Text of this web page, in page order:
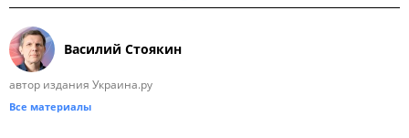
Василий Стоякин
автор издания Украина.ру
Все материалы